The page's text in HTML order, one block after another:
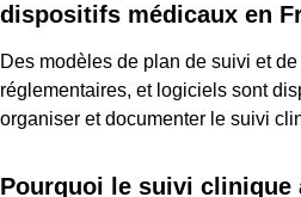
dispositifs médicaux en
Des modèles de plan de suivi et
réglementaires, et logiciels sont
organiser et documenter le suivi
Pourquoi le suivi clinique